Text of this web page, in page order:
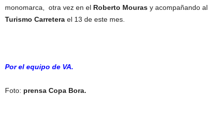
monomarca, otra vez en el Roberto Mouras y acompañando al
Turismo Carretera el 13 de este mes.
Por el equipo de VA.
Foto: prensa Copa Bora.